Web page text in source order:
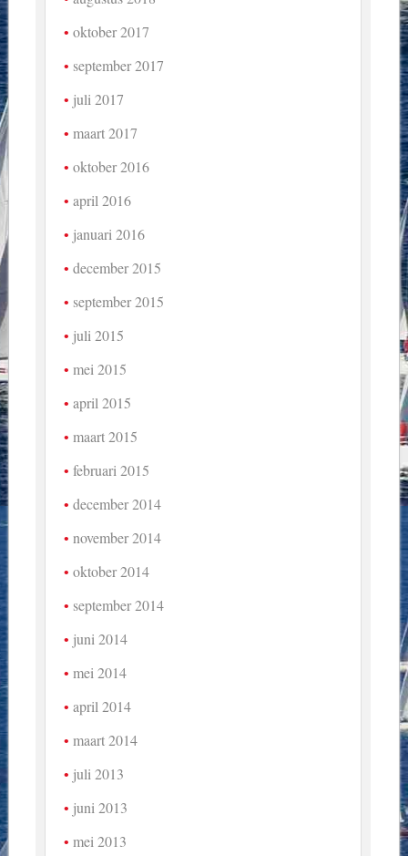
oktober 2017
september 2017
juli 2017
maart 2017
oktober 2016
april 2016
januari 2016
december 2015
september 2015
juli 2015
mei 2015
april 2015
maart 2015
februari 2015
december 2014
november 2014
oktober 2014
september 2014
juni 2014
mei 2014
april 2014
maart 2014
juli 2013
juni 2013
mei 2013